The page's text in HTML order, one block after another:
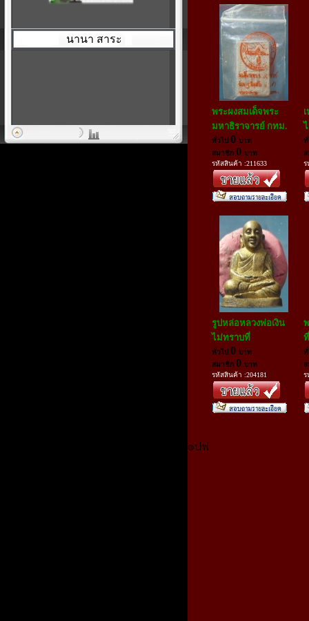
นานา สาระ
พระผงสมเด็จพระ
มหาธิราจารย์ กทม.
ทั่วไป 0 บาท
สมาชิก 0 บาท
รหัสสินค้า :211633
ร
รูปหล่อหลวงพ่อเงิน
ไม่ทราบที่
ทั่วไป 0 บาท
สมาชิก 0 บาท
รหัสสินค้า :204181
ที่
ร
๏ปฟ